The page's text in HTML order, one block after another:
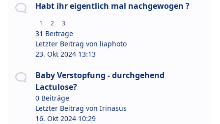
Habt ihr eigentlich mal nachgewogen ?
1 2 3
31 Beiträge
Letzter Beitrag von liaphoto
23. Okt 2024 13:13
Baby Verstopfung - durchgehend
Lactulose?
0 Beiträge
Letzter Beitrag von Irinasus
16. Okt 2024 10:29